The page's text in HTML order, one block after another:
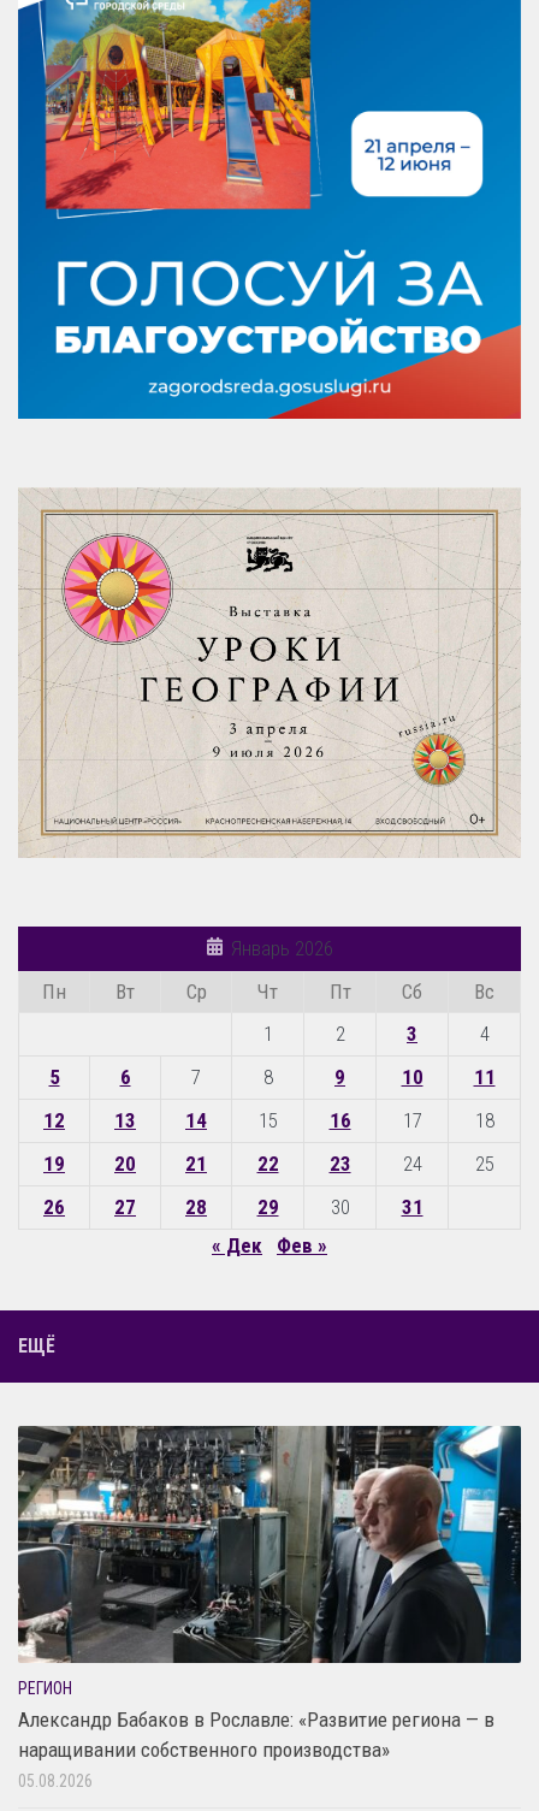
Январь 2026
Пн
Вт Ср Чт Пт Сб
Вс
1
2 3
4
5
6 7 8 9 10
11
12
13 14 15 16 17
18
19
20 21 22 23 24
25
26
27 28 29 30
31
« Дек
Фев »
ЕЩЁ
РЕГИОН
Александр Бабаков в Рославле: «Развитие региона — в
наращивании собственного производства»
05.08.2026